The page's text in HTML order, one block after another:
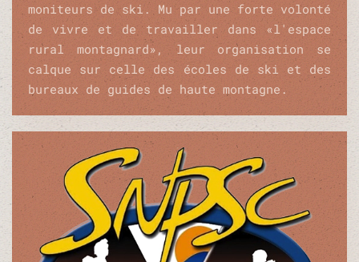
moniteurs de ski. Mu par une forte volonté
de vivre et de travailler dans «l'espace
rural montagnard», leur organisation se
calque sur celle des écoles de ski et des
bureaux de guides de haute montagne.